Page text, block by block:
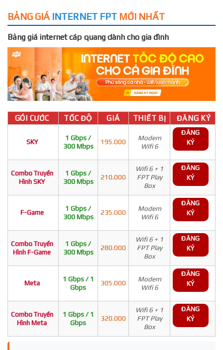
BẢNG GIÁ INTERNET FPT MỚI NHẤT
Bảng giá internet cáp quang dành cho gia đình
GÓI CƯỚC TỐC ĐỘ GIÁ THIẾT BỊ ĐĂNG KÝ
SKY
1 Gbps /
300 Mbps
195.000
Modem
Wifi 6
ĐĂNG
KÝ
Combo Truyền
Hình SKY
1 Gbps /
300 Mbps
210.000
Wifi 6 + 1
FPT Play
Box
ĐĂNG
KÝ
F-Game
1 Gbps /
300 Mbps
235.000
Modem
Wifi 6
ĐĂNG
KÝ
Combo Truyền
Hình F-Game
1 Gbps /
300 Mbps
280.000
Wifi 6 + 1
FPT Play
Box
ĐĂNG
KÝ
Meta
1 Gbps / 1
Gbps
305.000
Modem
Wifi 6
ĐĂNG
KÝ
Combo Truyền
Hình Meta
1 Gbps / 1
Gbps
320.000
Wifi 6 + 1
FPT Play
Box
ĐĂNG
KÝ